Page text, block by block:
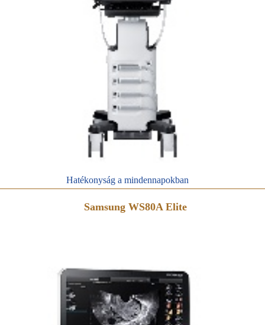
Hatékonyság a mindennapokban
Samsung WS80A Elite